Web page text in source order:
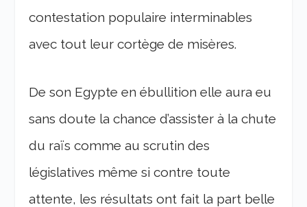
contestation populaire interminables
avec tout leur cortège de misères.
De son Egypte en ébullition elle aura eu
sans doute la chance d’assister à la chute
du raïs comme au scrutin des
législatives même si contre toute
attente, les résultats ont fait la part belle